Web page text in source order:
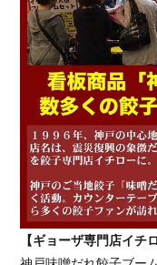
【ギョーザ専門店イチ